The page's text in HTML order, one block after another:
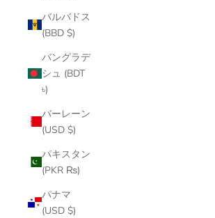
バルバドス
(BBD $)
バングラデ
シュ (BDT
৳)
バーレーン
(USD $)
パキスタン
(PKR ₨)
パナマ
(USD $)